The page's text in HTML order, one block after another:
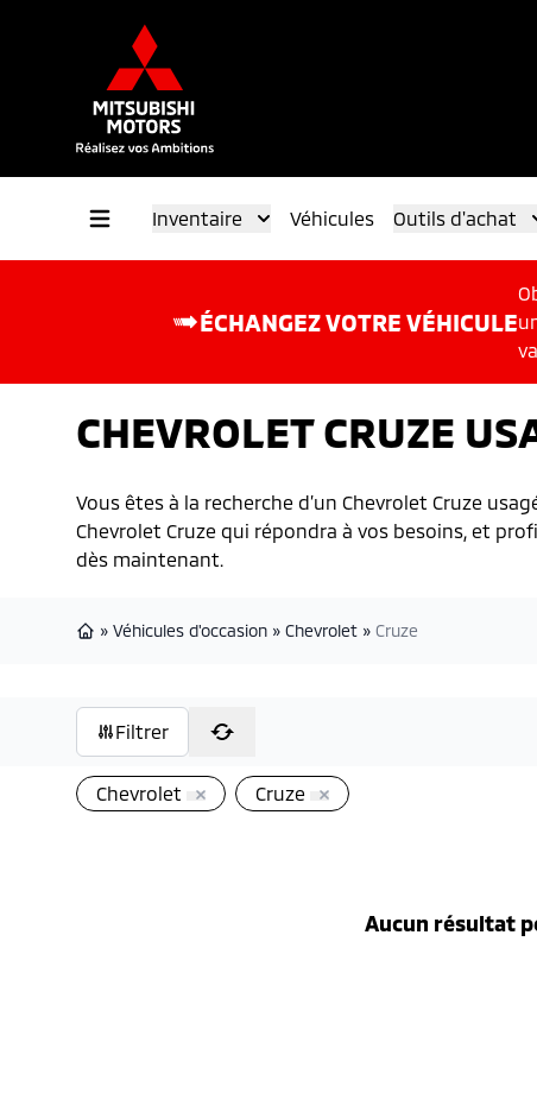
Inventaire Véhicules Outils d'achat
ÉCHANGEZ VOTRE VÉHICULE
CHEVROLET CRUZE
Vous êtes à la recherche d’un Chevrolet Cruze
Chevrolet Cruze qui répondra à vos besoins, et
dès maintenant.
» Véhicules d'occasion » Chevrolet » Cruze
Filtrer
Chevrolet Cruze
Aucun résultat